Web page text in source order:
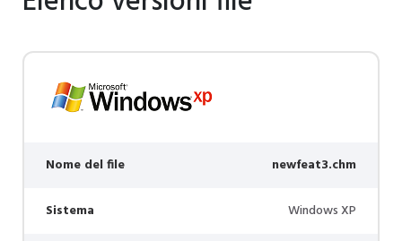
Nome del file newfeat3.chm
Sistema Windows XP